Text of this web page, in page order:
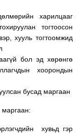
харилцааг
тогтоосон
хууль тогтоомжид
бол эд хөрөнгө
хоорондын
бусад маргаан
маргаан:
хувьд гэр